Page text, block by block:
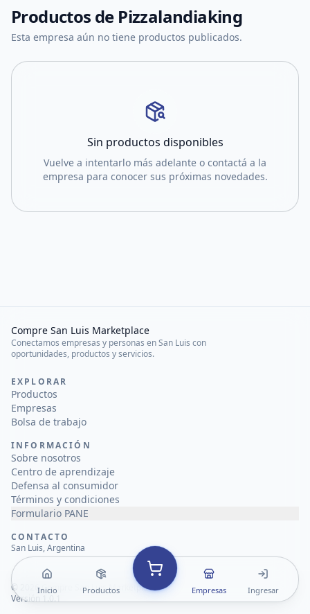
Productos de Pizzalandiaking
Esta empresa aún no tiene productos publicados.
Sin productos disponibles
Vuelve a intentarlo más adelante o contactá a la
empresa para conocer sus próximas novedades.
Inicio Productos Empresas Ingresar
Compre San Luis Marketplace
Conectamos empresas y personas en San Luis con
oportunidades, productos y servicios.
EXPLORAR
Productos
Empresas
Bolsa de trabajo
INFORMACIÓN
Sobre nosotros
Centro de aprendizaje
Defensa al consumidor
Términos y condiciones
Formulario PANE
CONTACTO
San Luis, Argentina
© 2026Compre San Luis Marketplace
Versión 1.0.1